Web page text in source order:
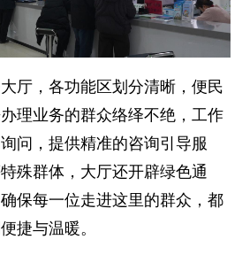
，各功能区划分清晰，便民
理业务的群众络绎不绝，工作
问，提供精准的咨询引导服
殊群体，大厅还开辟绿色通
保每一位走进这里的群众，都
捷与温暖。